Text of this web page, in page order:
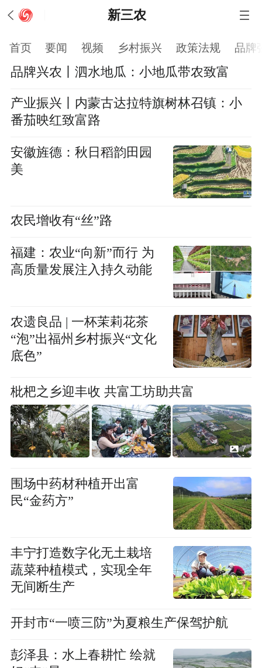
新三农
首页 要闻 视频 乡村振兴 政策法规 品牌
品牌兴农丨泗水地瓜：小地瓜带农致富
产业振兴丨内蒙古达拉特旗树林召镇：小
番茄映红致富路
安徽旌德：秋日稻韵田园
美
农民增收有“丝”路
福建：农业“向新”而行 为
高质量发展注入持久动能
农遗良品 | 一杯茉莉花茶
“泡”出福州乡村振兴“文化
底色”
枇杷之乡迎丰收 共富工坊助共富
7
围场中药材种植开出富
民“金药方”
丰宁打造数字化无土栽培
蔬菜种植模式，实现全年
无间断生产
开封市“一喷三防”为夏粮生产保驾护航
彭泽县：水上春耕忙 绘就